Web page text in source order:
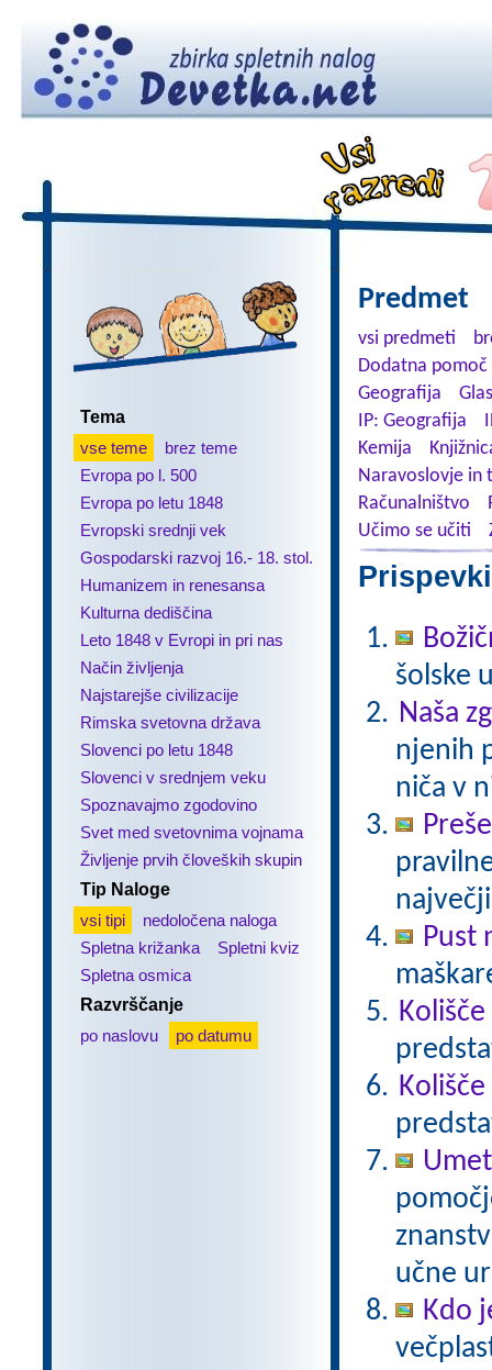
Tema
vse teme
brez teme
Evropa po l. 500
Evropa po letu 1848
Evropski srednji vek
Gospodarski razvoj 16.- 18. stol.
Humanizem in renesansa
Kulturna dediščina
Leto 1848 v Evropi in pri nas
Način življenja
Najstarejše civilizacije
Rimska svetovna država
Slovenci po letu 1848
Slovenci v srednjem veku
Spoznavajmo zgodovino
Svet med svetovnima vojnama
Življenje prvih človeških skupin
Tip Naloge
vsi tipi
nedoločena naloga
Spletna križanka
Spletni kviz
Spletna osmica
Razvrščanje
po naslovu
po datumu
Predmet
vsi predmeti
Dodatna
Geografija
IP: Geografija
Kemija
Naravoslovje in
Računalništvo
Učimo se učiti
šolske
Naša
njenih
niča v
Pust
učne
Kdo